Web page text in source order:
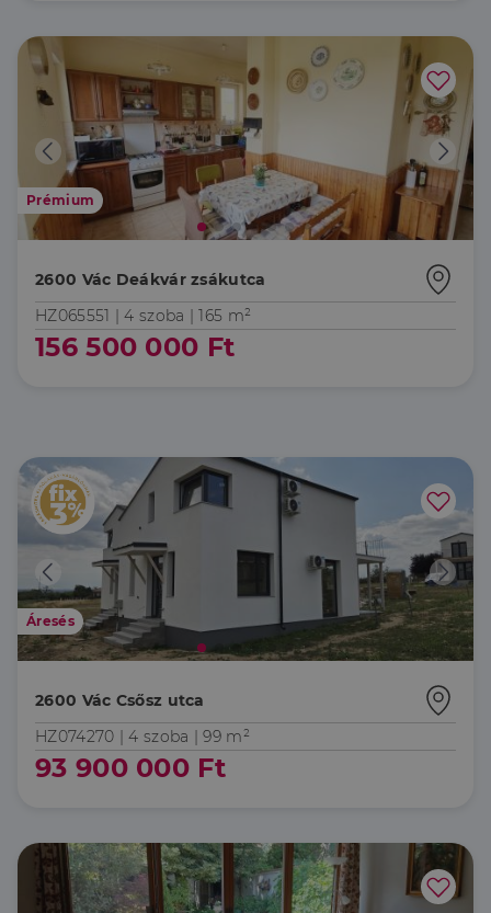
Prémium
2600 Vác Deákvár zsákutca
HZ065551 |4 szoba | 165 m²
156 500 000 Ft
Áresés
2600 Vác Csősz utca
HZ074270 |4 szoba | 99 m²
93 900 000 Ft